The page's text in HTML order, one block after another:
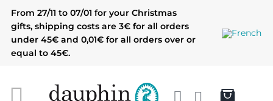
content
From 27/11 to 07/01 for your Christmas
gifts, shipping costs are 3€ for all orders
under 45€ and 0,01€ for all orders over or
equal to 45€.